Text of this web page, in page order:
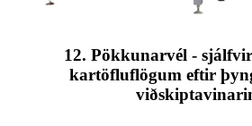
12. Pökkunarvél -
kartöfluflögum eftir